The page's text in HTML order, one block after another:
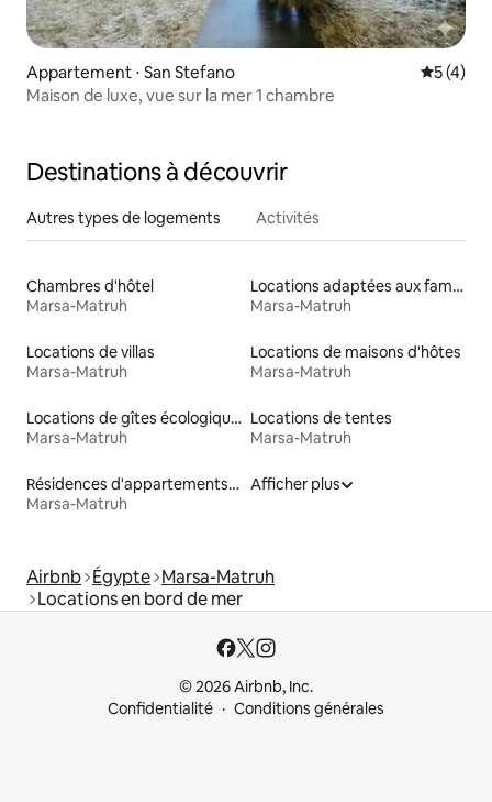
Appartement ⋅ San Stefano
5 (4)
Maison de luxe, vue sur la mer 1 chambre
Destinations à découvrir
Autres types de logements Activités
Chambres d'hôtel
Marsa-Matruh
Locations adaptées aux familles
Marsa-Matruh
Locations de villas
Marsa-Matruh
Locations de maisons d'hôtes
Marsa-Matruh
Locations de gîtes écologiques
Marsa-Matruh
Locations de tentes
Marsa-Matruh
Résidences d'appartements en location
Marsa-Matruh
Afficher plus
Airbnb Égypte Marsa-Matruh
Locations en bord de mer
© 2026 Airbnb, Inc.
Confidentialité
Conditions générales